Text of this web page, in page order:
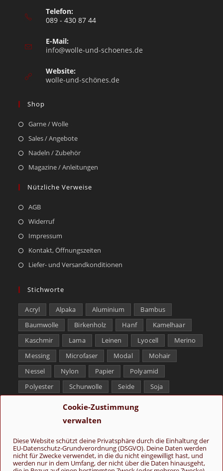
Cookie-Zustimmung
verwalten
Diese Website schützt deine Privatsphäre durch die Einhaltung der
EU-Datenschutz-Grundverordnung (DSGVO). Deine Daten werden
nicht für Zwecke verwendet, in die du nicht eingewilligt hast, und
werden nur in dem Umfang, der nicht über die Daten hinausgeht,
Telefon:
089 - 430 87 44
E-Mail:
info@wolle-und-schoenes.de
Website:
wolle-und-schönes.de
Shop
Garne / Wolle
Sales / Angebote
Nadeln / Zubehör
Magazine / Anleitungen
Nützliche Verweise
AGB
Widerruf
Impressum
Kontakt, Öffnungszeiten
Liefer- und Versandkonditionen
Stichworte
Acryl Alpaka Aluminium
Bambus
Baumwolle
Birkenholz Hanf
Kamelhaar
Kaschmir
Lama Leinen Lyocell
Merino
Messing
Microfaser Modal
Mohair
Nessel
Nylon Papier
Polyamid
Polyester
Schurwolle Seide
Soja
Tencel
Yak
Folge uns